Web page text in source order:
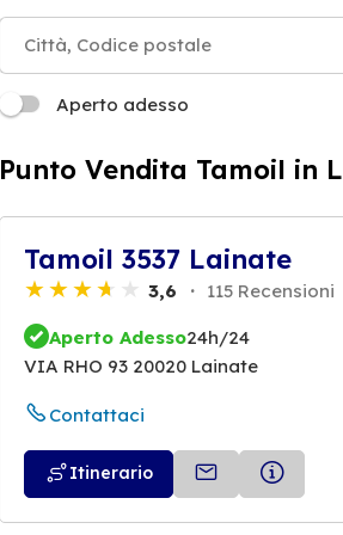
Aperto adesso
Punto Vendita Tamoil in
Tamoil 3537 Lainate
3,6 115 Recensioni
Aperto Adesso24h/24
VIA RHO 93 20020 Lainate
Contattaci
Itinerario